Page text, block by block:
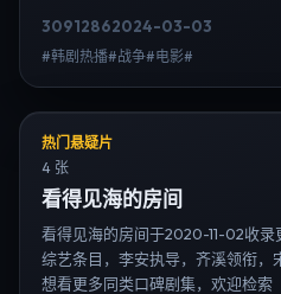
息，延伸检索日韩电视剧、韩剧全
30912862024-03-03
#韩剧热播#战争#电影#
热门悬疑片
4 张
看得见海的房间
看得见海的房间于2020-11-02收
综艺条目，李安执导，齐溪领衔，
想看更多同类口碑剧集，欢迎检索